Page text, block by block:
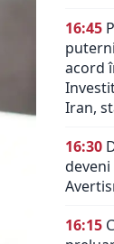
16:45
acord
Iran,
16:30
16:15